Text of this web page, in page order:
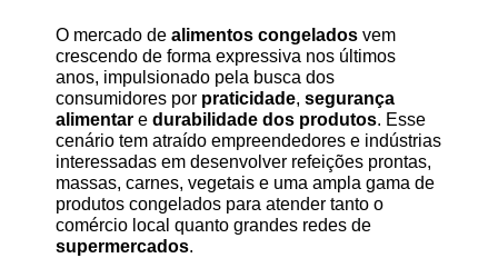
O mercado de alimentos congelados vem
crescendo de forma expressiva nos últimos
anos, impulsionado pela busca dos
consumidores por praticidade, segurança
alimentar e durabilidade dos produtos. Esse
cenário tem atraído empreendedores e indústrias
interessadas em desenvolver refeições prontas,
massas, carnes, vegetais e uma ampla gama de
produtos congelados para atender tanto o
supermercados.